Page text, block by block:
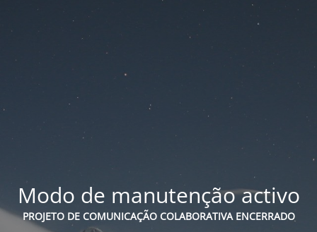
Modo de manutenção activo
PROJETO DE COMUNICAÇÃO COLABORATIVA ENCERRADO